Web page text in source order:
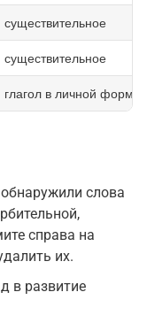
существительное
существительное
глагол в личной форме
слова
справа на
их.
в развитие